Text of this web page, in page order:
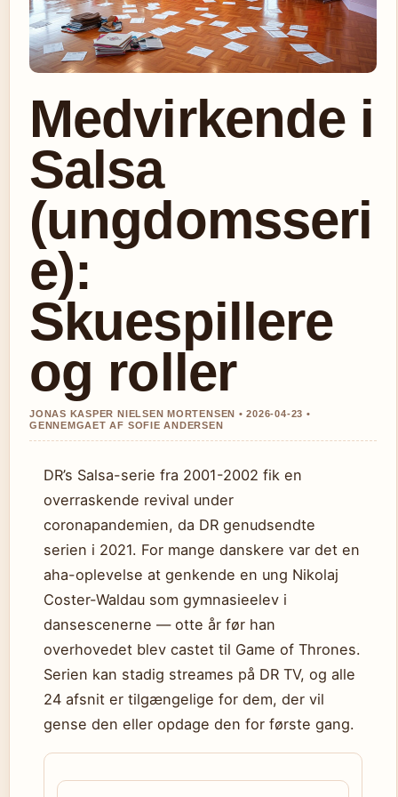
Medvirkende i
Salsa
(ungdomsseri
e):
Skuespillere
og roller
JONAS KASPER NIELSEN MORTENSEN • 2026-04-23 •
GENNEMGAET AF SOFIE ANDERSEN
DR’s Salsa-serie fra 2001-2002 fik en
overraskende revival under
coronapandemien, da DR genudsendte
serien i 2021. For mange danskere var det en
aha-oplevelse at genkende en ung Nikolaj
Coster-Waldau som gymnasieelev i
dansescenerne — otte år før han
overhovedet blev castet til Game of Thrones.
Serien kan stadig streames på DR TV, og alle
24 afsnit er tilgængelige for dem, der vil
gense den eller opdage den for første gang.